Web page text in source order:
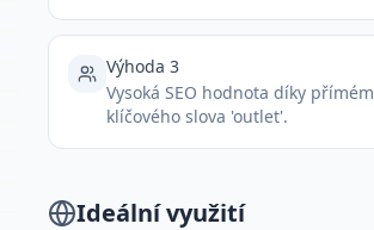
Výhoda 3
Vysoká SEO hodnota díky
klíčového slova 'outlet'.
Ideální využití